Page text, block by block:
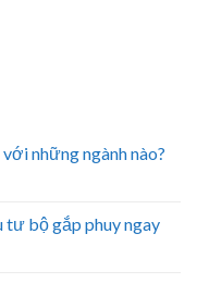
những ngành nào?
tư bộ gắp phuy ngay